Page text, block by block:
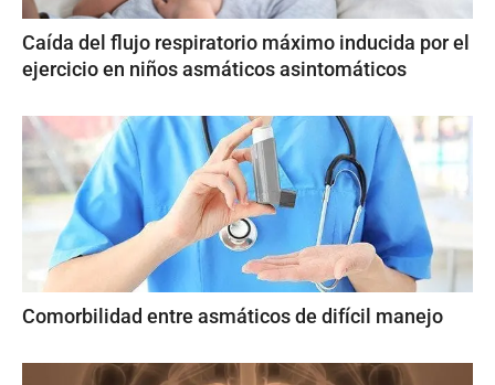
Caída del flujo respiratorio máximo inducida por el
ejercicio en niños asmáticos asintomáticos
Comorbilidad entre asmáticos de difícil manejo